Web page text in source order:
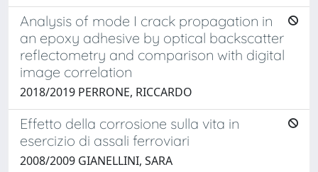
Analysis of mode I crack propagation in
an epoxy adhesive by optical backscatter
reflectometry and comparison with digital
image correlation
2018/2019 PERRONE, RICCARDO
Effetto della corrosione sulla vita in
esercizio di assali ferroviari
2008/2009 GIANELLINI, SARA